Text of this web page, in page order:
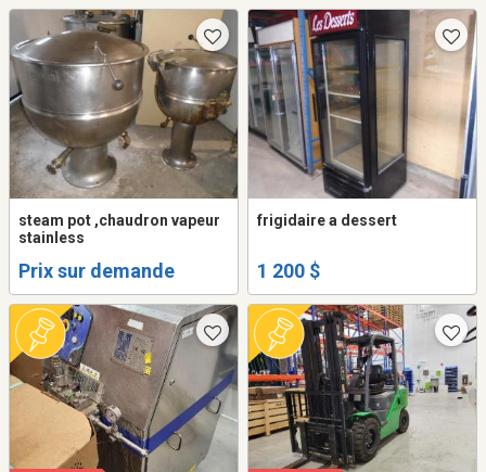
steam pot ,chaudron vapeur
stainless
Prix sur demande
frigidaire a dessert
1 200 $